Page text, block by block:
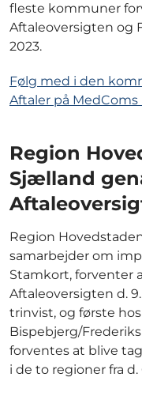
fleste kommuner
Aftaleoversigten og
2023.
Følg med i den
Aftaler på
Region
Sjælland
Region
samarbejder om
Stamkort, forventer
Aftaleoversigten d.
trinvist, og første
Bispebjerg/
forventes at blive
i de to regioner fra d.